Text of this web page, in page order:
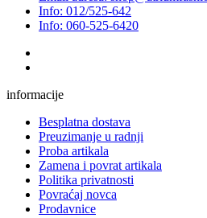
Info: 012/525-642
Info: 060-525-6420
informacije
Besplatna dostava
Preuzimanje u radnji
Proba artikala
Zamena i povrat artikala
Politika privatnosti
Povraćaj novca
Prodavnice